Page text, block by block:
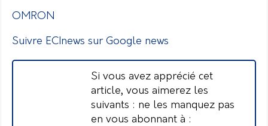
OMRON
Suivre ECInews sur Google news
Si vous avez apprécié cet
article, vous aimerez les
suivants : ne les manquez pas
en vous abonnant à :